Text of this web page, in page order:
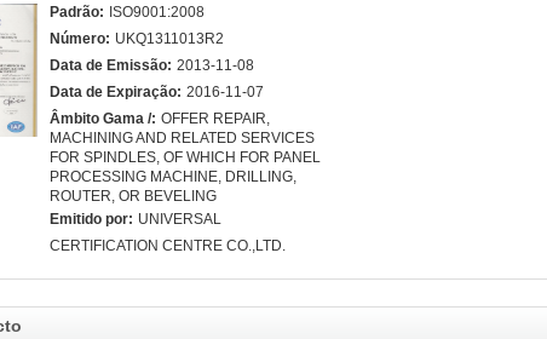
Padrão: ISO9001:2008
Número: UKQ1311013R2
Data de Emissão: 2013-11-08
Data de Expiração: 2016-11-07
Âmbito Gama /: OFFER REPAIR,
MACHINING AND RELATED SERVICES
FOR SPINDLES, OF WHICH FOR PANEL
PROCESSING MACHINE, DRILLING,
ROUTER, OR BEVELING
Emitido por: UNIVERSAL
CERTIFICATION CENTRE CO.,LTD.